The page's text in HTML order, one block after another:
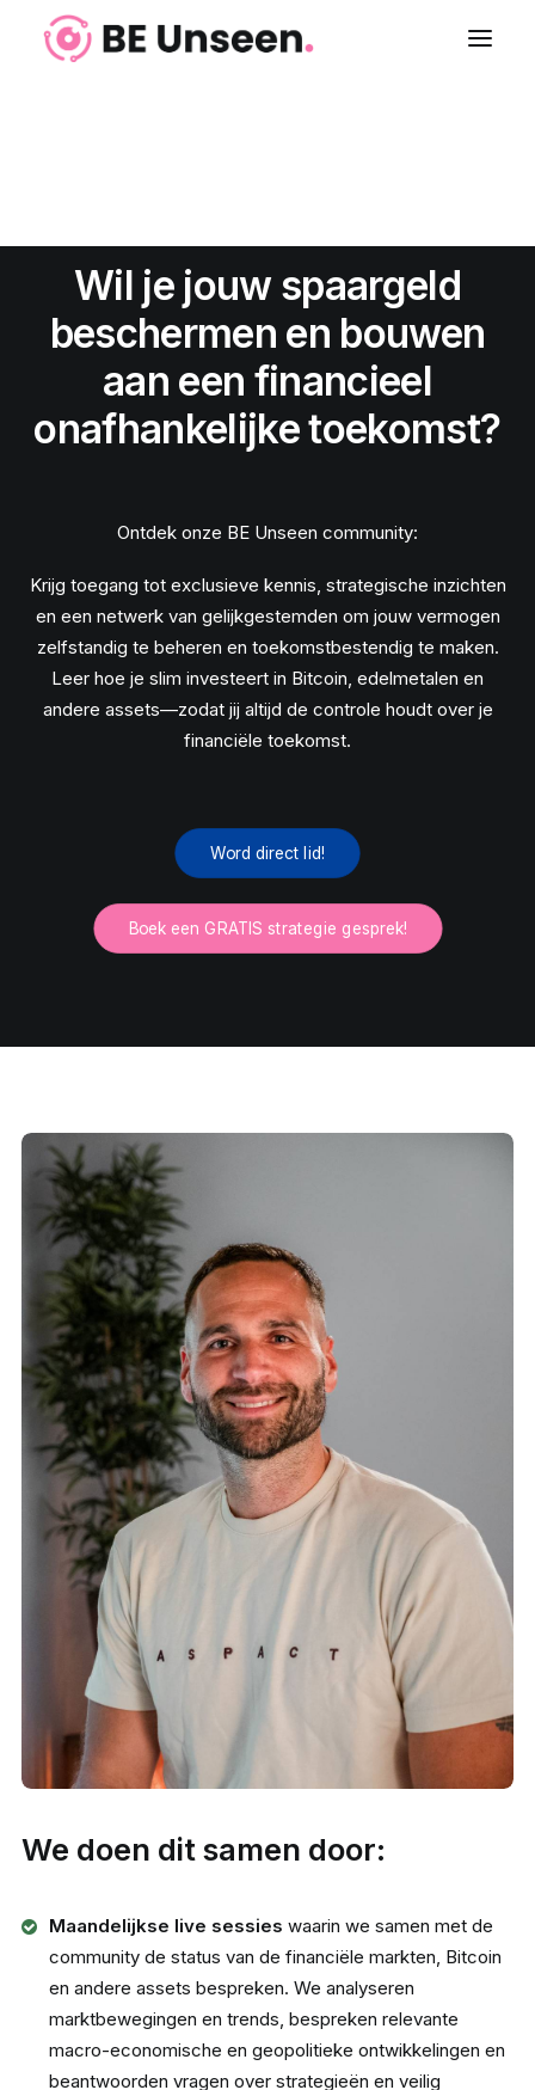
Wil je jouw spaargeld
beschermen en bouwen
aan een financieel
onafhankelijke toekomst?
Ontdek onze BE Unseen community:
Krijg toegang tot exclusieve kennis, strategische inzichten
en een netwerk van gelijkgestemden om jouw vermogen
zelfstandig te beheren en toekomstbestendig te maken.
Leer hoe je slim investeert in Bitcoin, edelmetalen en
andere assets—zodat jij altijd de controle houdt over je
financiële toekomst.
Word direct lid!
Boek een GRATIS strategie gesprek!
We doen dit samen door:
Maandelijkse live sessies waarin we samen met de
community de status van de financiële markten, Bitcoin
en andere assets bespreken. We analyseren
marktbewegingen en trends, bespreken relevante
macro-economische en geopolitieke ontwikkelingen en
beantwoorden vragen over strategieën en veilig